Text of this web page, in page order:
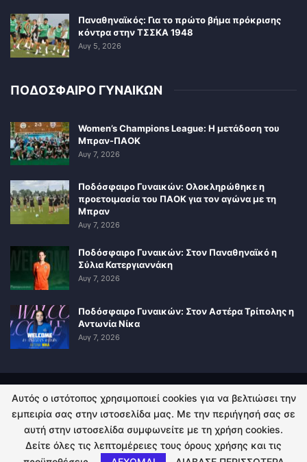
Παναθηναϊκός: Για το πρώτο βήμα πρόκρισης
κόντρα στην ΤΣΣΚΑ 1948
Αυγ 5, 2026
ΠΟΔΟΣΦΑΙΡΟ ΓΥΝΑΙΚΩΝ
Women’s Champions League: Η μετάδοση του
Μπραν-ΠΑΟΚ
Αυγ 7, 2026
Ποδόσφαιρο Γυναικών: Ολοκληρώθηκε η
προετοιμασία του ΠΑΟΚ για τον αγώνα με τη
Μπραν
Αυγ 7, 2026
Ποδόσφαιρο Γυναικών: Στον Παναθηναϊκό η
Σύλια Κατεργιαννάκη
Αυγ 7, 2026
Ποδόσφαιρο Γυναικών: Στον Αστέρα Τρίπολης η
Αντωνία Νίκα
Αυγ 7, 2026
ΠΟΛΙΤΙΚΗ ΑΠΟΡΡΗΤΟΥ ΕΠΙΚΟΙΝΩΝΙΑ
© 2026 - Kingsport.gr. All Rights Reserved.
Αυτός ο ιστότοπος χρησιμοποιεί cookies για να βελτιώσει την
εμπειρία σας στην ιστοσελίδα μας. Με την περιήγησή σας σε
αυτή στην ιστοσελίδα συμφωνείτε με τη χρήση cookies.
Δείτε όλες τις λεπτομέρειες τους όρους χρήσης και τις